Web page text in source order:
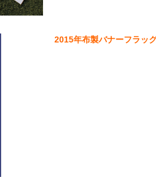
2015年布製バナーフラッ